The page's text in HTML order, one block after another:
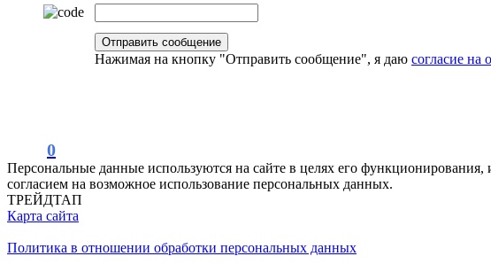
Нажимая на кнопку "Отправить сообщение", я даю согласие на
0
Персональные данные используются на сайте в целях его
согласием на возможное использование персональных данных.
ТРЕЙДТАП
Карта сайта
Политика в отношении обработки персональных данных